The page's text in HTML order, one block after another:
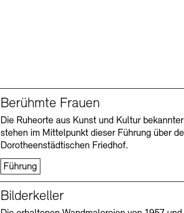
Berühmte Frauen
Die Ruheorte aus Kunst und Kultur
stehen im Mittelpunkt dieser Führung über
Dorotheenstädtischen Friedhof.
Führung
Bilderkeller